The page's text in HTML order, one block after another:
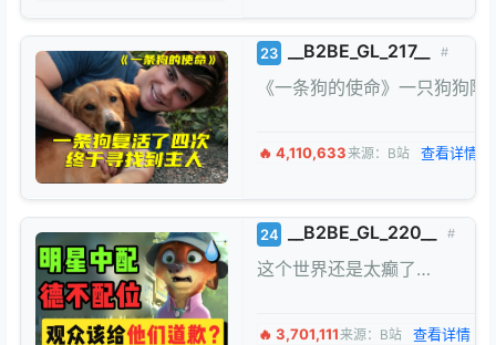
23 __B2BE_GL_217__ #
《一条狗的使命》一只狗狗
🔥 4,110,633来源：B站 查看详情 →
24 __B2BE_GL_220__ #
这个世界还是太癫了…
🔥 3,701,111来源：B站 查看详情 →